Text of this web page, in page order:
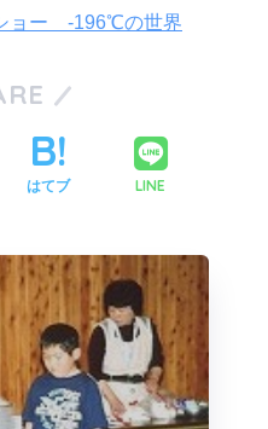
ョー -196℃の世界
はてブ LINE